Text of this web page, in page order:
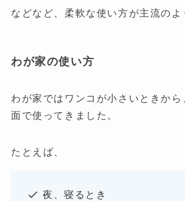
などなど、柔軟な使い方が主流のよ
わが家の使い方
わが家ではワンコが小さいときから
面で使ってきました。
たとえば、
夜、寝るとき